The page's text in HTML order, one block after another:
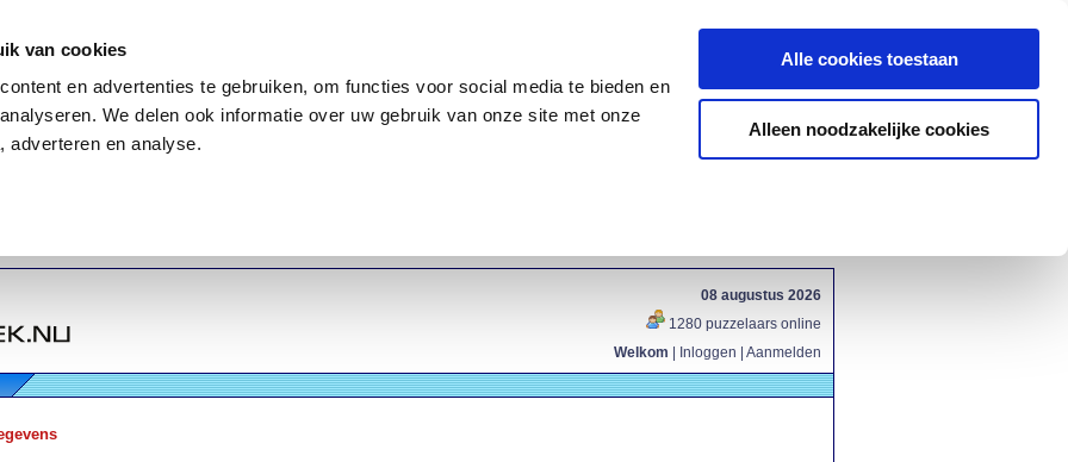
van cookies
en advertenties te gebruiken, om functies voor social media te bieden en
We delen ook informatie over uw gebruik van onze site met onze
adverteren en analyse.
Alle cookies toestaan
Alleen noodzakelijke cookies
08 augustus 2026
1280 puzzelaars online
Welkom
Inloggen Aanmelden